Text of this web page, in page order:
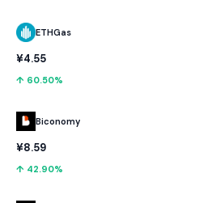
ETHGas
¥4.55
↑ 60.50%
Biconomy
¥8.59
↑ 42.90%